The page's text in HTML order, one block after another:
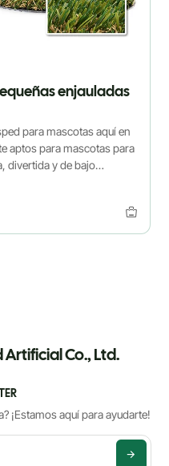
enjauladas
para mascotas aquí en
aptos para mascotas para
divertida y de bajo
enterrados de tu
bellamente verde y
los olores de los
sistema de drenaje
de cualquier residuo
Co., Ltd.
¡Estamos aquí para ayudarte!